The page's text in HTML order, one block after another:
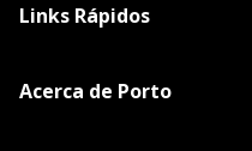
Links Rápidos
Acerca de Porto